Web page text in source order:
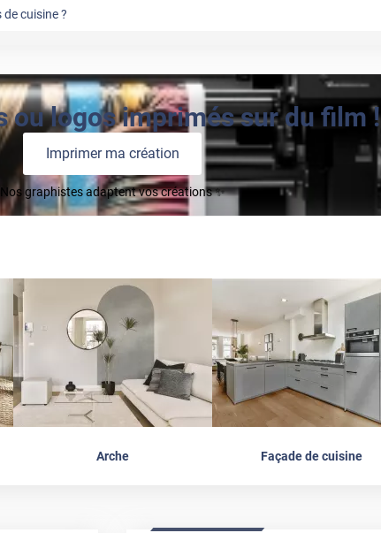
cuisine ?
ou logos imprimés sur du film !
Imprimer ma création
Nos graphistes adaptent vos créations ✨
Arche Façade de cuisine